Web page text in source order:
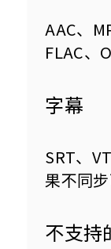
AAC、
FLAC、
字幕
SRT、
果不同
不支持